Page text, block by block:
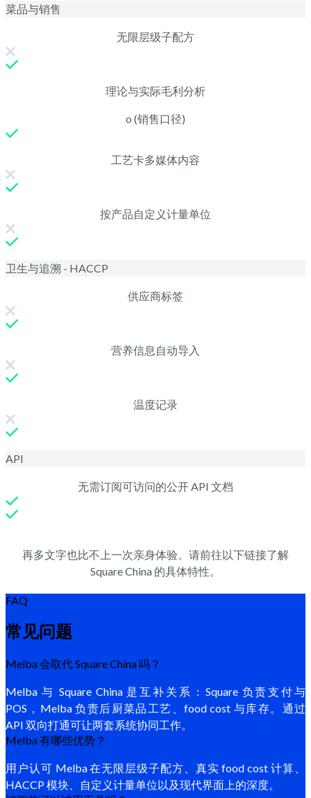
菜品与销售
无限层级子配方
理论与实际毛利分析
o (销售口径)
工艺卡多媒体内容
按产品自定义计量单位
卫生与追溯 - HACCP
供应商标签
营养信息自动导入
温度记录
API
无需订阅可访问的公开 API 文档
再多文字也比不上一次亲身体验。请前往以下链接了解
Square China 的具体特性。
FAQ
常见问题
Melba 会取代 Square China 吗？
Melba 与 Square China 是互补关系：Square 负责支付与
POS，Melba 负责后厨菜品工艺、food cost 与库存。通过
API 双向打通可让两套系统协同工作。
Melba 有哪些优势？
用户认可 Melba 在无限层级子配方、真实 food cost 计算、
HACCP 模块、自定义计量单位以及现代界面上的深度。